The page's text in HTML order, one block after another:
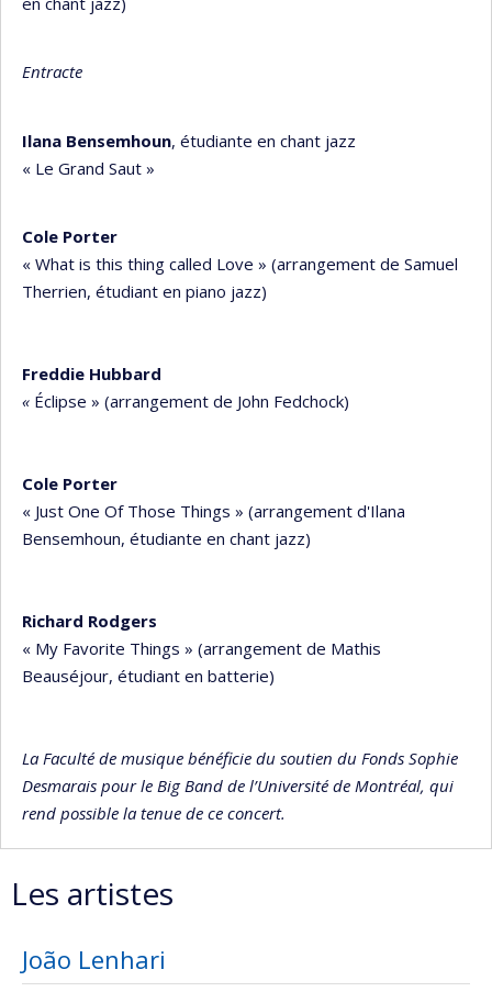
Entracte
Ilana Bensemhoun, étudiante en chant jazz
« Le Grand Saut »
Cole Porter
« What is this thing called Love » (arrangement de Samuel
Therrien, étudiant en piano jazz)
Freddie Hubbard
« Éclipse » (arrangement de John Fedchock)
Cole Porter
« Just One Of Those Things » (arrangement d'Ilana
Bensemhoun, étudiante en chant jazz)
Richard Rodgers
« My Favorite Things » (arrangement de Mathis
Beauséjour, étudiant en batterie)
La Faculté de musique bénéficie du soutien du Fonds Sophie
Desmarais pour le Big Band de l’Université de Montréal, qui
rend possible la tenue de ce concert.
Les artistes
João Lenhari